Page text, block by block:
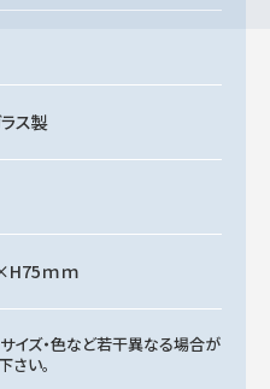
ス製
ｍｍ
イズ・色など若干異なる場合が
さい。